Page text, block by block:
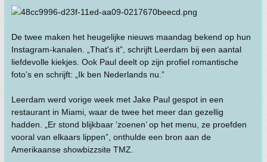
De twee maken het heugelijke nieuws maandag bekend op hun
Instagram-kanalen. „That's it”, schrijft Leerdam bij een aantal
liefdevolle kiekjes. Ook Paul deelt op zijn profiel romantische
foto’s en schrijft: „Ik ben Nederlands nu.”
Leerdam werd vorige week met Jake Paul gespot in een
restaurant in Miami, waar de twee het meer dan gezellig
hadden. „Er stond blijkbaar ’zoenen’ op het menu, ze proefden
vooral van elkaars lippen”, onthulde een bron aan de
Amerikaanse showbizzsite TMZ.